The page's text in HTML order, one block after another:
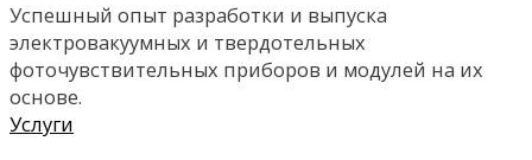
Успешный опыт разработки и выпуска
электровакуумных и твердотельных
фоточувствительных приборов и модулей на их
основе.
Услуги